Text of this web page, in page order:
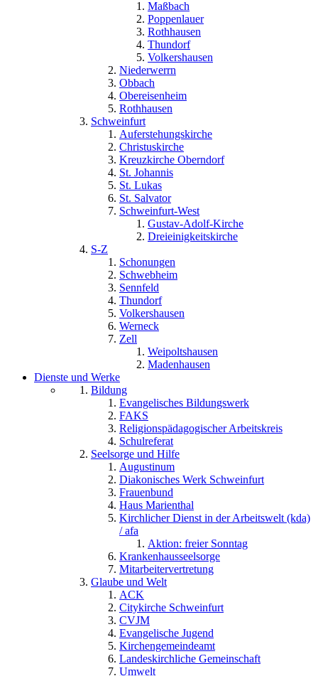
Maßbach
Poppenlauer
Rothhausen
Thundorf
Volkershausen
Niederwerrn
Obbach
Obereisenheim
Rothhausen
Schweinfurt
Auferstehungskirche
Christuskirche
Kreuzkirche Oberndorf
St. Johannis
St. Lukas
St. Salvator
Schweinfurt-West
Gustav-Adolf-Kirche
Dreieinigkeitskirche
S-Z
Schonungen
Schwebheim
Sennfeld
Thundorf
Volkershausen
Werneck
Zell
Weipoltshausen
Madenhausen
Dienste und Werke
Bildung
Evangelisches Bildungswerk
FAKS
Religionspädagogischer Arbeitskreis
Schulreferat
Seelsorge und Hilfe
Augustinum
Diakonisches Werk Schweinfurt
Frauenbund
Haus Marienthal
Kirchlicher Dienst in der Arbeitswelt (kda)
/ afa
Aktion: freier Sonntag
Krankenhausseelsorge
Mitarbeitervertretung
Glaube und Welt
ACK
Citykirche Schweinfurt
CVJM
Evangelische Jugend
Kirchengemeindeamt
Landeskirchliche Gemeinschaft
Umwelt